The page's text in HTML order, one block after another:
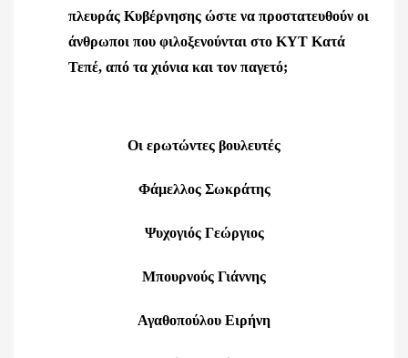
πλευράς Κυβέρνησης ώστε να προστατευθούν οι
άνθρωποι που φιλοξενούνται στο ΚΥΤ Κατά
Τεπέ, από τα χιόνια και τον παγετό;
Οι ερωτώντες βουλευτές
Φάμελλος Σωκράτης
Ψυχογιός Γεώργιος
Μπουρνούς Γιάννης
Αγαθοπούλου Ειρήνη